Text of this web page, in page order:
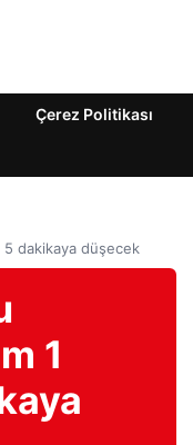
Çerez Politikası
5 dakikaya düşecek
1